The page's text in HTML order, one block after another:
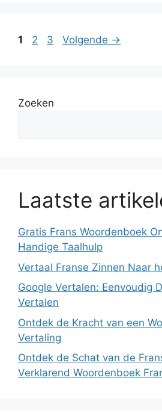
Pagina
1 Pagina
2 Pagina
3 Volgende →
Zoeken
Laatste
Gratis Frans Woordenboek
Handige Taalhulp
Vertaal Franse Zinnen Naar
Google Vertalen: Eenvoudig
Vertalen
Ontdek de Kracht van een
Vertaling
Ontdek de Schat van de
Verklarend Woordenboek